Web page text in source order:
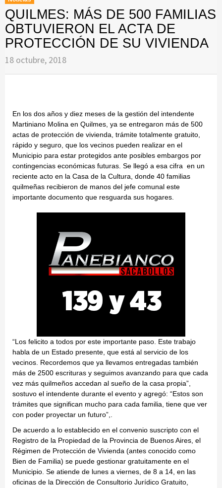
QUILMES: MÁS DE 500 FAMILIAS
OBTUVIERON EL ACTA DE
PROTECCIÓN DE SU VIVIENDA
18 octubre, 2018
En los dos años y diez meses de la gestión del intendente
Martiniano Molina en Quilmes, ya se entregaron más de 500
actas de protección de vivienda, trámite totalmente gratuito,
rápido y seguro, que los vecinos pueden realizar en el
Municipio para estar protegidos ante posibles embargos por
contingencias económicas futuras. Se llegó a esa cifra en un
reciente acto en la Casa de la Cultura, donde 40 familias
quilmeñas recibieron de manos del jefe comunal este
importante documento que resguarda sus hogares.
“Los felicito a todos por este importante paso. Este trabajo
habla de un Estado presente, que está al servicio de los
vecinos. Recordemos que ya llevamos entregadas también
más de 2500 escrituras y seguimos avanzando para que cada
vez más quilmeños accedan al sueño de la casa propia”,
sostuvo el intendente durante el evento y agregó: “Estos son
trámites que significan mucho para cada familia, tiene que ver
con poder proyectar un futuro”,.
De acuerdo a lo establecido en el convenio suscripto con el
Registro de la Propiedad de la Provincia de Buenos Aires, el
Régimen de Protección de Vivienda (antes conocido como
Bien de Familia) se puede gestionar gratuitamente en el
Municipio. Se atiende de lunes a viernes, de 8 a 14, en las
oficinas de la Dirección de Consultorio Jurídico Gratuito,